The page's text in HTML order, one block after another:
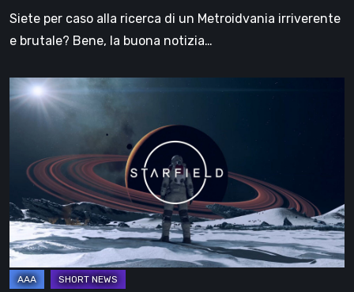
da
Subcult
LTD
Siete per caso alla ricerca di un Metroidvania irriverente
e brutale? Bene, la buona notizia…
Starfield
–
Svelata
durata
della
Quest
Principale